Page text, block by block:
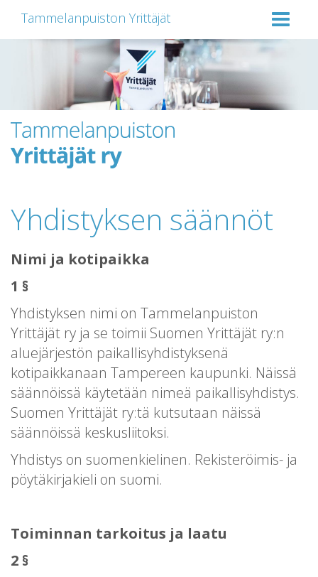
Tammelanpuiston Yrittäjät
Yhdistyksen säännöt
Nimi ja kotipaikka
1 §
Yhdistyksen nimi on Tammelanpuiston
Yrittäjät ry ja se toimii Suomen Yrittäjät ry:n
aluejärjestön paikallisyhdistyksenä
kotipaikkanaan Tampereen kaupunki. Näissä
säännöissä käytetään nimeä paikallisyhdistys.
Suomen Yrittäjät ry:tä kutsutaan näissä
säännöissä keskusliitoksi.
Yhdistys on suomenkielinen. Rekisteröimis- ja
pöytäkirjakieli on suomi.
Toiminnan tarkoitus ja laatu
2 §